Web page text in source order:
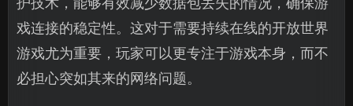
戏连接的稳定性。这对于需要持续在线的开放世界
游戏尤为重要，玩家可以更专注于游戏本身，而不
必担心突如其来的网络问题。